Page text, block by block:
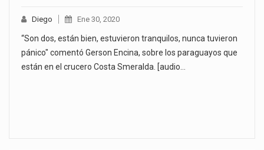
Diego Ene 30, 2020
“Son dos, están bien, estuvieron tranquilos, nunca tuvieron
pánico" comentó Gerson Encina, sobre los paraguayos que
están en el crucero Costa Smeralda. [audio…